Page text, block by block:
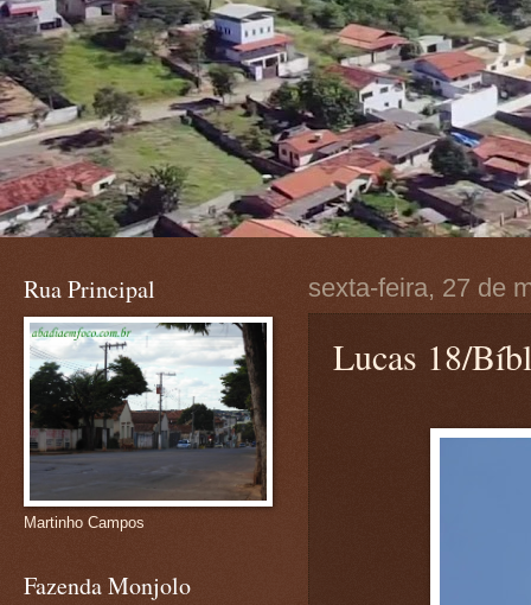
sexta-feira, 27 de
Lucas 18/
Rua Principal
Martinho Campos
Fazenda Monjolo